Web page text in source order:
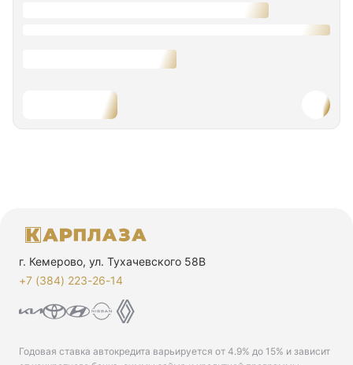
г. Кемерово, ул. Тухачевского 58В
+7 (384) 223-26-14‬
Годовая ставка автокредита варьируется от 4.9% до 15% и зависит